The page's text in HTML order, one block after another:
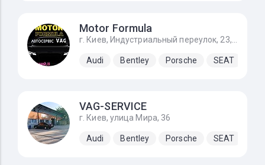
Motor Formula
Audi Bentley Porsche SEAT
VAG-SERVICE
г. Киев, улица Мира, 36
Audi Bentley Porsche SEAT